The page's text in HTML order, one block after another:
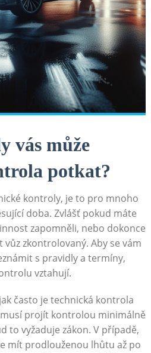
vás může
potkat?
kontroly, je to pro mnoho
doba. Zvlášť pokud máte
zapomněli, nebo dokonce
zkontrolovaný. Aby se vám
s pravidly a termíny,
vztahují.
často je technická kontrola
projít kontrolou minimálně
to vyžaduje zákon. V případě,
mít prodlouženou lhůtu až po